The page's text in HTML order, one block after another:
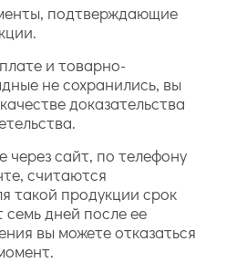
подтверждающие
и товарно-
не сохранились, вы
доказательства
через сайт, по телефону
считаются
такой продукции срок
семь дней после ее
вы можете отказаться